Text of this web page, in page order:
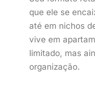
que ele se
até em nichos
vive em
limitado, mas
organização.